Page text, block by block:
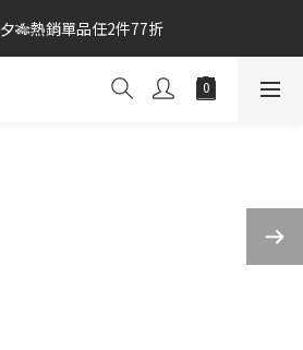
家防颱🌀$499免運
2
1
2
1
0
0
🎋熱銷單品任2件77折
宅家防颱🌀$499免運